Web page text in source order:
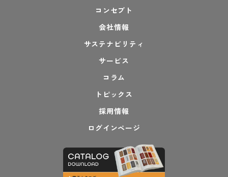
コンセプト
会社情報
サステナビリティ
サービス
コラム
トピックス
採用情報
ログインページ